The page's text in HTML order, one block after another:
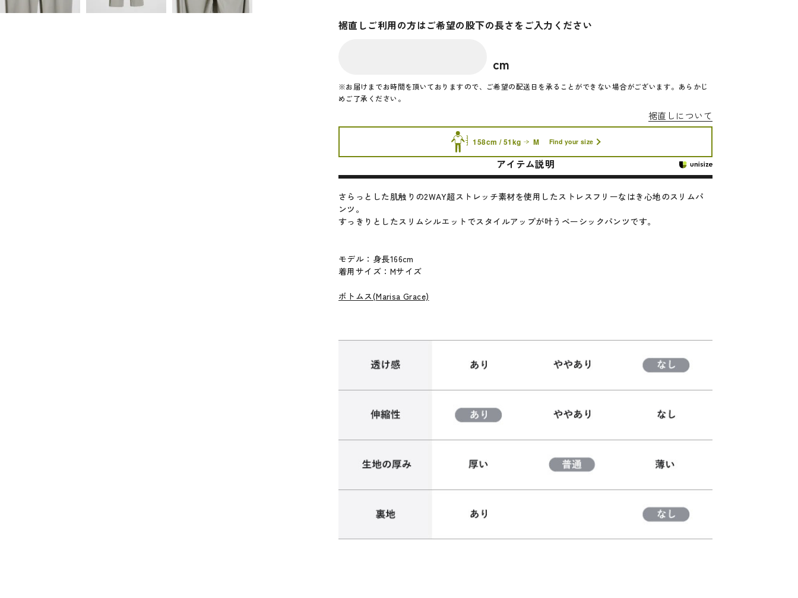
裾直しご利用の方はご希望の股下の長さをご入力ください
cm
※お届けまでお時間を頂いておりますので、ご希望の配送日を承ることができない場合がございます。あらかじ
めご了承ください。
裾直しについて
158cm / 51kg M Find your size
アイテム説明
さらっとした肌触りの2WAY超ストレッチ素材を使用したストレスフリーなはき心地のスリムパ
ンツ。
すっきりとしたスリムシルエットでスタイルアップが叶うベーシックパンツです。
モデル：身長166cm
着用サイズ：Mサイズ
ボトムス(Marisa Grace)